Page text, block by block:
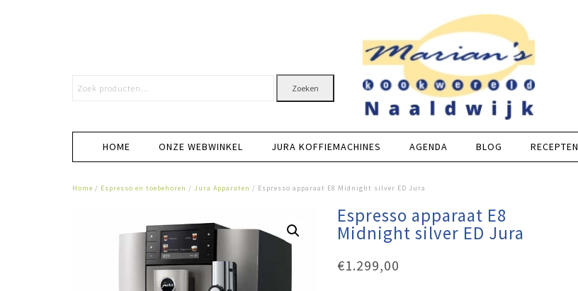
Zoeken
HOME ONZE WEBWINKEL JURA KOFFIEMACHINES AGENDA BLOG RECEPTEN
Home / Espresso en toebehoren / Jura Apparaten / Espresso apparaat E8 Midnight silver ED Jura
Espresso apparaat E8
Midnight silver ED Jura
€1.299,00